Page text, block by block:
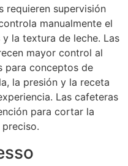
requieren supervisión
manualmente el
la textura de leche. Las
mayor control al
para conceptos de
la presión y la receta
Las cafeteras
para cortar la